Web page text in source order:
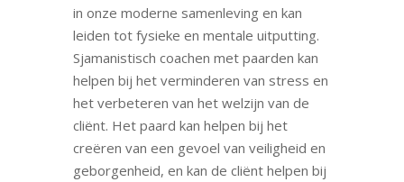
in onze moderne samenleving en kan
leiden tot fysieke en mentale uitputting.
Sjamanistisch coachen met paarden kan
helpen bij het verminderen van stress en
het verbeteren van het welzijn van de
cliënt. Het paard kan helpen bij het
creëren van een gevoel van veiligheid en
geborgenheid, en kan de cliënt helpen bij